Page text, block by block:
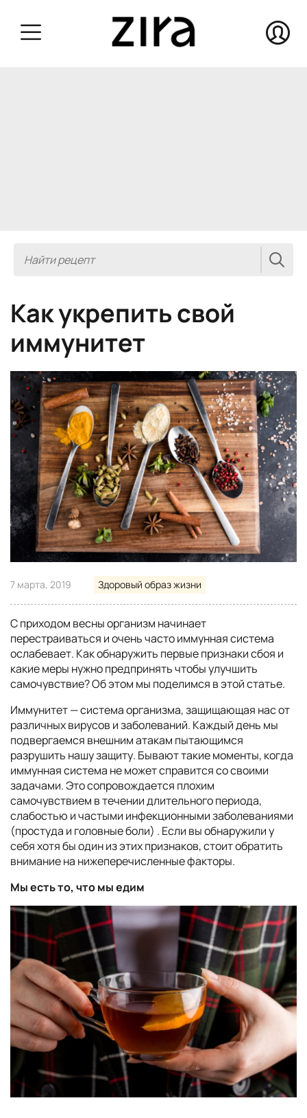
Как укрепить свой
иммунитет
7 марта, 2019 Здоровый образ жизни
С приходом весны организм начинает
перестраиваться и очень часто иммунная система
ослабевает. Как обнаружить первые признаки сбоя и
какие меры нужно предпринять чтобы улучшить
самочувствие? Об этом мы поделимся в этой статье.
Иммунитет — система организма, защищающая нас от
различных вирусов и заболеваний. Каждый день мы
подвергаемся внешним атакам пытающимся
разрушить нашу защиту. Бывают такие моменты, когда
иммунная система не может справится со своими
задачами. Это сопровождается плохим
самочувствием в течении длительного периода,
слабостью и частыми инфекционными заболеваниями
(простуда и головные боли) . Если вы обнаружили у
себя хотя бы один из этих признаков, стоит обратить
внимание на нижеперечисленные факторы.
Мы есть то, что мы едим